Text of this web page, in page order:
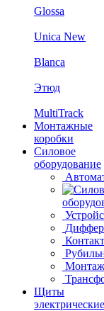
Glossa
Unica New
Blanca
Этюд
MultiTrack
Монтажные
коробки
Силовое
оборудование
Щиты
электрические